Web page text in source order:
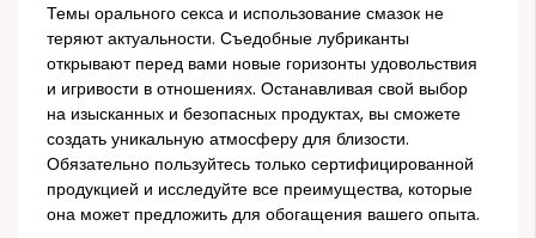
Темы орального секса и использование смазок не
теряют актуальности. Съедобные лубриканты
открывают перед вами новые горизонты удовольствия
и игривости в отношениях. Останавливая свой выбор
на изысканных и безопасных продуктах, вы сможете
создать уникальную атмосферу для близости.
Обязательно пользуйтесь только сертифицированной
продукцией и исследуйте все преимущества, которые
она может предложить для обогащения вашего опыта.